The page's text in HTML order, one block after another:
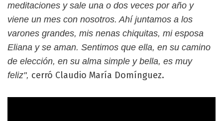
meditaciones y sale una o dos veces por año y
viene un mes con nosotros. Ahí juntamos a los
varones grandes, mis nenas chiquitas, mi esposa
Eliana y se aman. Sentimos que ella, en su camino
de elección, en su alma simple y bella, es muy
feliz", cerró Claudio María Domínguez.